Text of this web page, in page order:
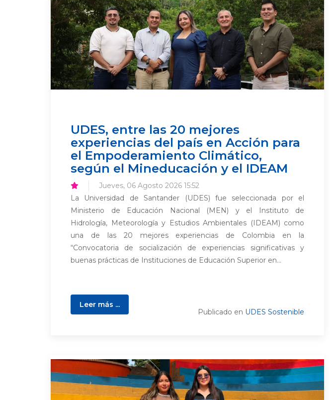
UDES, entre las 20 mejores
experiencias del país en Acción para
el Empoderamiento Climático,
según el Mineducación y el IDEAM
Jueves, 06 Agosto 2026 15:52
La Universidad de Santander (UDES) fue seleccionada por el
Ministerio de Educación Nacional (MEN) y el Instituto de
Hidrología, Meteorología y Estudios Ambientales (IDEAM) como
una de las 20 mejores experiencias de Colombia en la
“Convocatoria de socialización de experiencias significativas y
buenas prácticas de Instituciones de Educación Superior en...
Leer más ...
Publicado en UDES Sostenible